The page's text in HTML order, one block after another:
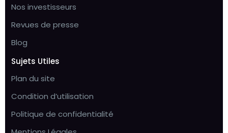
Nos investisseurs
Revues de presse
Blog
Sujets Utiles
Plan du site
Condition d’utilisation
Politique de confidentialité